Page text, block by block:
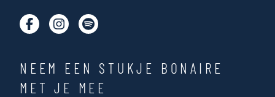
NEEM EEN STUKJE BONAIRE
MET JE MEE